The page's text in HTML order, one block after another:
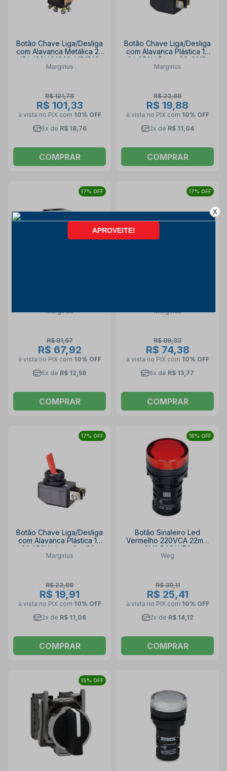
Botão Chave Liga/Desliga
com Alavanca Metálica 2P
15A 120V 14203 A1B1P1Q
MARGIRIUS
Margirius
R$ 121,78
R$ 101,33
à vista no PIX com 10% OFF
6x de R$ 18,76
COMPRAR
Botão Chave Liga/Desliga
com Alavanca Plástica 1P
3A 250V Preto CS-301D
AFB2FP1 MARGIRIUS
Margirius
R$ 23,89
R$ 19,88
à vista no PIX com 10% OFF
2x de R$ 11,04
COMPRAR
17% OFF
MARGIRIUS
Margirius
R$ 81,67
R$ 67,92
à vista no PIX com 10% OFF
6x de R$ 12,58
COMPRAR
17% OFF
MARGIRIUS
Margirius
R$ 89,33
R$ 74,38
à vista no PIX com 10% OFF
6x de R$ 13,77
COMPRAR
17% OFF
Botão Chave Liga/Desliga
com Alavanca Plástica 1P
3A 250V Vermelho CS-
301D AEB2FP1 MARGIRIUS
Margirius
R$ 23,89
R$ 19,91
à vista no PIX com 10% OFF
2x de R$ 11,06
COMPRAR
16% OFF
Botão Sinaleiro Led
Vermelho 220VCA 22mm
SM1-D23 WEG
Weg
R$ 30,11
R$ 25,41
à vista no PIX com 10% OFF
2x de R$ 14,12
COMPRAR
15% OFF
X